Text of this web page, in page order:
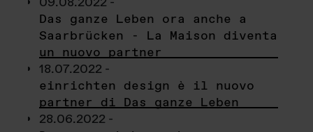
Das ganze Leben ora anche a
Saarbrücken - La Maison diventa
un nuovo partner
18.07.2022 -
einrichten design è il nuovo
partner di Das ganze Leben
28.06.2022 -